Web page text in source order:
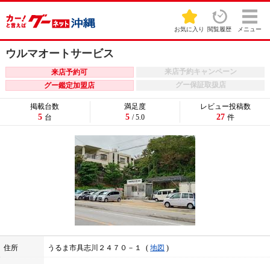
お気に入り 閲覧履歴 メニュー
ウルマオートサービス
来店予約可
来店予約キャンペーン
グー鑑定加盟店
グー保証取扱店
住所 うるま市具志川２４７０－１ 地図
掲載台数
5 台
満足度
5 / 5.0
レビュー投稿数
27 件